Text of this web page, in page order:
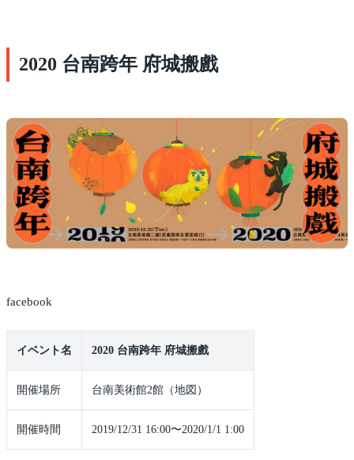
2020 台南跨年 府城搬戲
facebook
イベント名 2020 台南跨年 府城搬戲
開催場所 台南美術館2館（地図）
開催時間 2019/12/31 16:00〜2020/1/1 1:00